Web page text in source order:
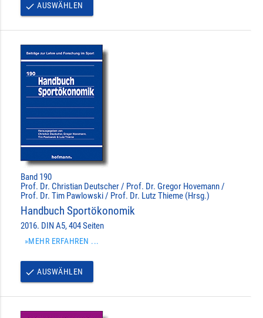
done AUSWÄHLEN
Band 190
Prof. Dr. Christian Deutscher / Prof. Dr. Gregor Hovemann /
Prof. Dr. Tim Pawlowski / Prof. Dr. Lutz Thieme (Hrsg.)
Handbuch Sportökonomik
2016. DIN A5, 404 Seiten
»MEHR ERFAHREN ...
done AUSWÄHLEN